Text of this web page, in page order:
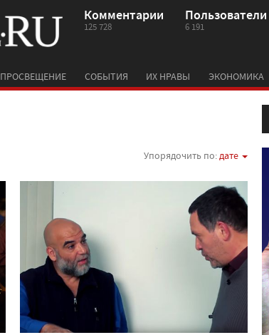
Комментарии
125 728
Пользователи
6 191
ПРОСВЕЩЕНИЕ СОБЫТИЯ ИХ НРАВЫ ЭКОНОМИКА
Упорядочить по:дате